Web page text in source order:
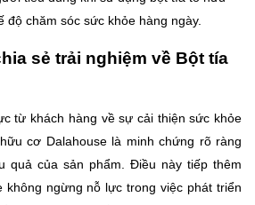
độ chăm sóc sức khỏe hàng ngày.
sẻ trải nghiệm về Bột tía
từ khách hàng về sự cải thiện sức khỏe
cơ Dalahouse là minh chứng rõ ràng
quả của sản phẩm. Điều này tiếp thêm
không ngừng nỗ lực trong việc phát triển